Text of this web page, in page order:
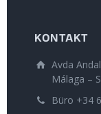
KONTAKT
Avda
Málaga –
Büro +34